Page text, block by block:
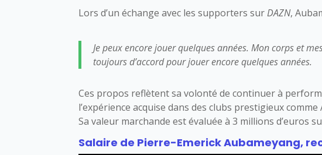
Lors d’un échange avec les supporters surDAZN,
Je peux encore jouer quelques années. Mon corps et
toujours d’accord pour jouer encore quelques années.
Ces propos reflètent sa volonté de continuer à
l’expérience acquise dans des clubs prestigieux
Sa valeur marchande est évaluée à 3 millions d’euros
Salaire de Pierre-Emerick Aubameyang,